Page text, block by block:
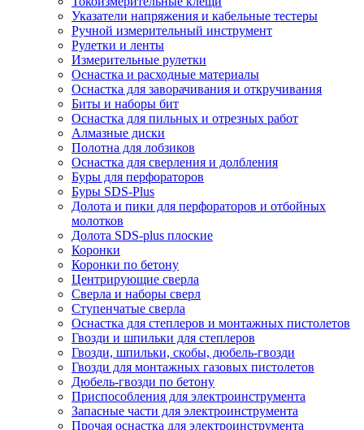
Указатели напряжения и кабельные тестеры
Ручной измерительный инструмент
Рулетки и ленты
Измерительные рулетки
Оснастка и расходные материалы
Оснастка для заворачивания и откручивания
Биты и наборы бит
Оснастка для пильных и отрезных работ
Алмазные диски
Полотна для лобзиков
Оснастка для сверления и долбления
Буры для перфораторов
Буры SDS-Plus
Долота и пики для перфораторов и отбойных
молотков
Долота SDS-plus плоские
Коронки
Коронки по бетону
Центрирующие сверла
Сверла и наборы сверл
Ступенчатые сверла
Оснастка для степлеров и монтажных пистолетов
Гвозди и шпильки для степлеров
Гвозди, шпильки, скобы, дюбель-гвозди
Гвозди для монтажных газовых пистолетов
Дюбель-гвозди по бетону
Приспособления для электроинструмента
Запасные части для электроинструмента
Прочая оснастка для электроинструмента